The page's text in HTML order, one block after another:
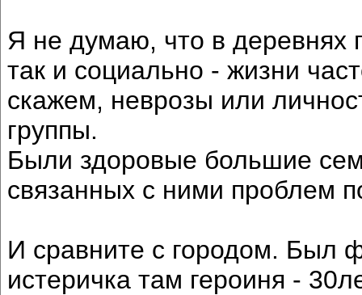
Я не думаю, что в деревнях
так и социально - жизни
скажем, неврозы или
группы.
Были здоровые большие
связанных с ними проблем
И сравните с городом. Был
истеричка там героиня -